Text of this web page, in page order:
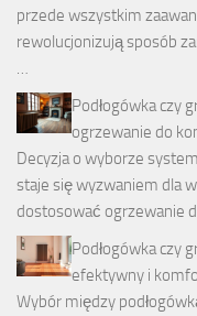
przede wszystkim
rewolucjonizują sposób
…
Podłogówka czy
ogrzewanie do
Decyzja o wyborze
staje się wyzwaniem dla
dostosować ogrzewanie
Podłogówka czy
efektywny i
Wybór między